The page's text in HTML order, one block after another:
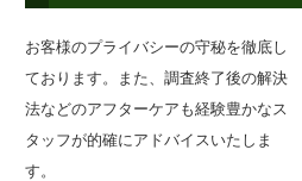
お客様のプライバシーの守秘を徹底し
ております。また、調査終了後の解決
法などのアフターケアも経験豊かなス
タッフが的確にアドバイスいたしま
す。